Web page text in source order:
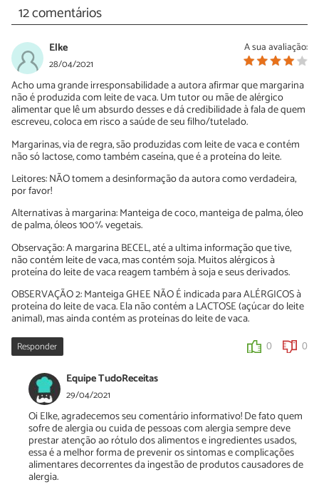
12 comentários
A sua avaliação:
Elke
28/04/2021
Acho uma grande irresponsabilidade a autora afirmar que margarina
não é produzida com leite de vaca. Um tutor ou mãe de alérgico
alimentar que lê um absurdo desses e dá credibilidade à fala de quem
escreveu, coloca em risco a saúde de seu filho/tutelado.
Margarinas, via de regra, são produzidas com leite de vaca e contém
não só lactose, como também caseína, que é a proteína do leite.
Leitores: NÃO tomem a desinformação da autora como verdadeira,
por favor!
Alternativas à margarina: Manteiga de coco, manteiga de palma, óleo
de palma, óleos 100% vegetais.
Observação: A margarina BECEL, até a ultima informação que tive,
não contém leite de vaca, mas contém soja. Muitos alérgicos à
proteína do leite de vaca reagem também à soja e seus derivados.
OBSERVAÇÃO 2: Manteiga GHEE NÃO É indicada para ALÉRGICOS à
proteína do leite de vaca. Ela não contém a LACTOSE (açúcar do leite
animal), mas ainda contém as proteínas do leite de vaca.
Responder 0 0
Equipe TudoReceitas
29/04/2021
Oi Elke, agradecemos seu comentário informativo! De fato quem
sofre de alergia ou cuida de pessoas com alergia sempre deve
prestar atenção ao rótulo dos alimentos e ingredientes usados,
essa é a melhor forma de prevenir os sintomas e complicações
alimentares decorrentes da ingestão de produtos causadores de
alergia.